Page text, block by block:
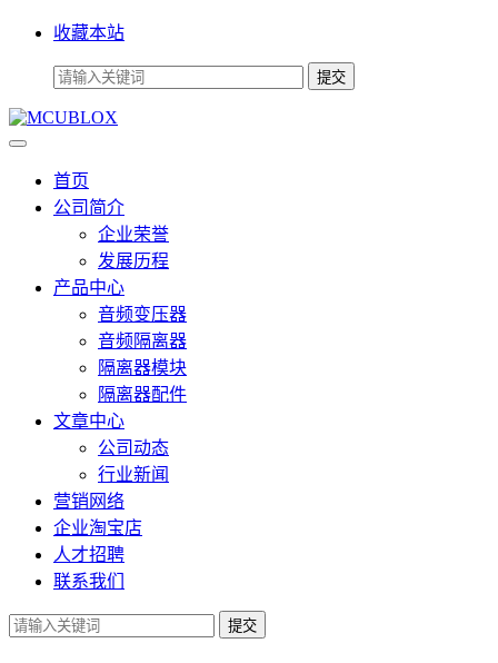
收藏本站
首页
公司简介
企业荣誉
发展历程
产品中心
音频变压器
音频隔离器
隔离器模块
隔离器配件
文章中心
公司动态
行业新闻
营销网络
企业淘宝店
人才招聘
联系我们
提交